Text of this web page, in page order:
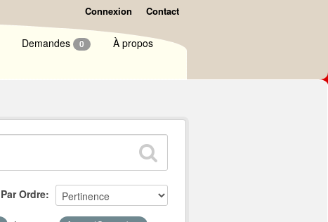
Connexion Contact
Demandes 0 À propos
Par Ordre